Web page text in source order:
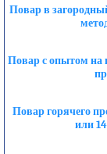
Повар в
Повар с опытом на
Повар горячего
или